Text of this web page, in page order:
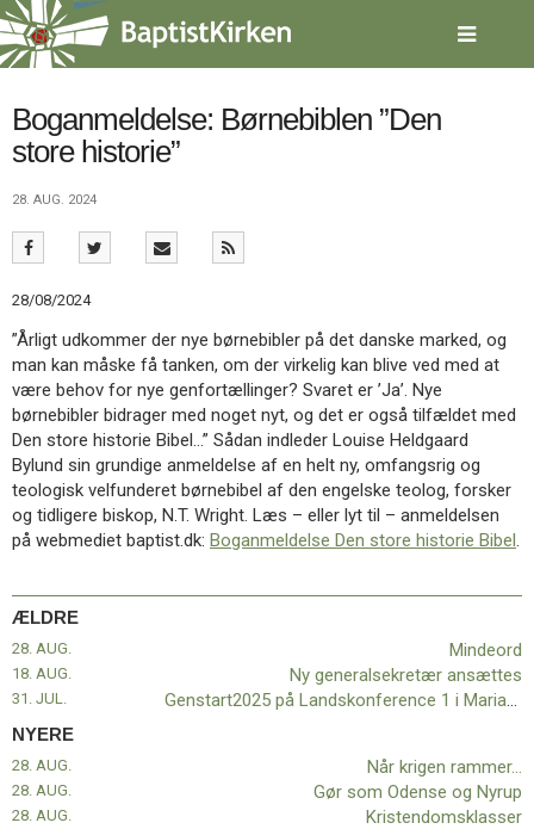
Spring
menu
over
gå
indhold Vend
forsiden
Forside
3.0:
Kalender
4.0:
Inspiration
5.0:
Værktøjskassen
6.0:
Mission
7.0:
Om
BaptistKirken
8.0:
Kontakt
9.0:
Forside
10.0:
Nyheder
11.0:
Kalender
13.0:
Værktøjskassen
14.0:
Mission
15.0:
Om
BaptistKirken
16.0:
Kontakt
Næste
indlæg:
Når
krigen
Boganmeldelse: Børnebiblen ”Den
store historie”
28. AUG. 2024
28/08/2024
”Årligt udkommer der nye børnebibler på det danske marked, og
man kan måske få tanken, om der virkelig kan blive ved med at
være behov for nye genfortællinger? Svaret er ’Ja’. Nye
børnebibler bidrager med noget nyt, og det er også tilfældet med
Den store historie Bibel…” Sådan indleder Louise Heldgaard
Bylund sin grundige anmeldelse af en helt ny, omfangsrig og
teologisk velfunderet børnebibel af den engelske teolog, forsker
og tidligere biskop, N.T. Wright. Læs – eller lyt til – anmeldelsen
på webmediet baptist.dk: Boganmeldelse Den store historie Bibel.
ÆLDRE
28. AUG. Mindeord
18. AUG. Ny generalsekretær ansættes
31. JUL. Genstart2025 på Landskonference 1 i Mariager
NYERE
Når krigen rammer…
28. AUG.
Gør som Odense og Nyrup
28. AUG.
Kristendomsklasser
28. AUG.